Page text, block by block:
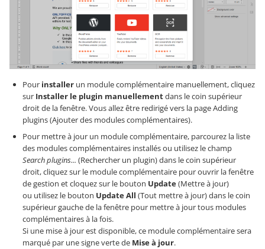
Pour installer un module complémentaire manuellement, cliquez
sur Installer le plugin manuellementdans le coin supérieur
droit de la fenêtre. Vous allez être redirigé vers la page Adding
plugins (Ajouter des modules complémentaires).
Pour mettre à jour un module complémentaire, parcourez la liste
des modules complémentaires installés ou utilisez le champ
Search plugins... (Rechercher un plugin) dans le coin supérieur
droit, cliquez sur le module complémentaire pour ouvrir la fenêtre
de gestion et cloquez sur le bouton Update(Mettre à jour)
ou utilisez le bouton Update All (Tout mettre à jour) dans le coin
supérieur gauche de la fenêtre pour mettre à jour tous modules
complémentaires à la fois.
Si une mise à jour est disponible, ce module complémentaire sera
marqué par une signe verte de Mise à jour.